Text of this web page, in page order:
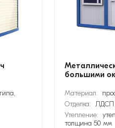
большими
Материал:
Отделка: ЛДСП
Утепление:
толщина 50 мм